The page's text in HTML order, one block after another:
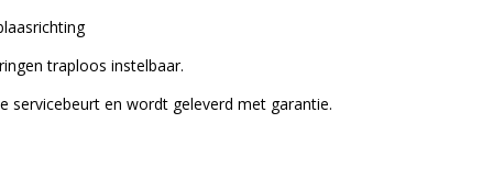
traploos instelbaar.
servicebeurt en wordt geleverd met garantie.